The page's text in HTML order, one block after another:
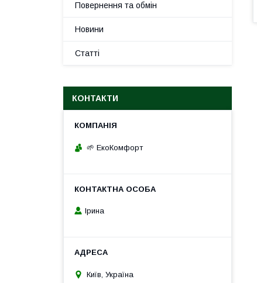
Повернення та обмін
Новини
Статті
КОНТАКТИ
🌱 ЕкоКомфорт
Ірина
Київ, Україна